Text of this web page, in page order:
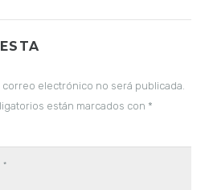
electrónico no será publicada.
están marcados con *
*